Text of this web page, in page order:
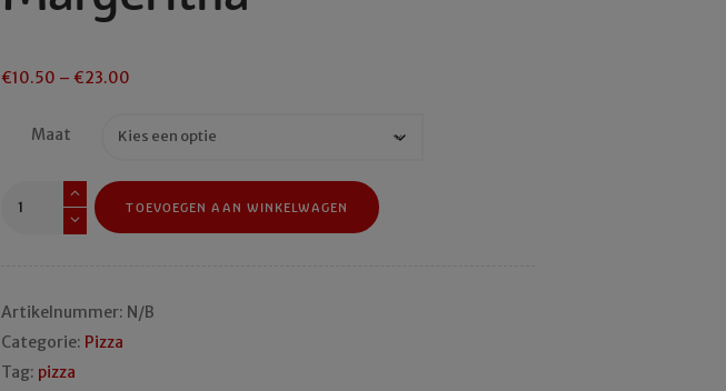
€10.50 – €23.00
Maat
Margeritha
TOEVOEGEN AAN WINKELWAGEN
Artikelnummer: N/B
Categorie: Pizza
Tag: pizza